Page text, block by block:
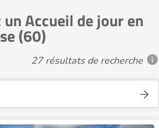
Accueil de jour en
(60)
27 résultats de recherche